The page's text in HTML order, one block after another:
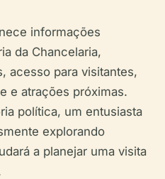
informações
da Chancelaria,
acesso para visitantes,
e atrações próximas.
política, um entusiasta
explorando
a planejar uma visita